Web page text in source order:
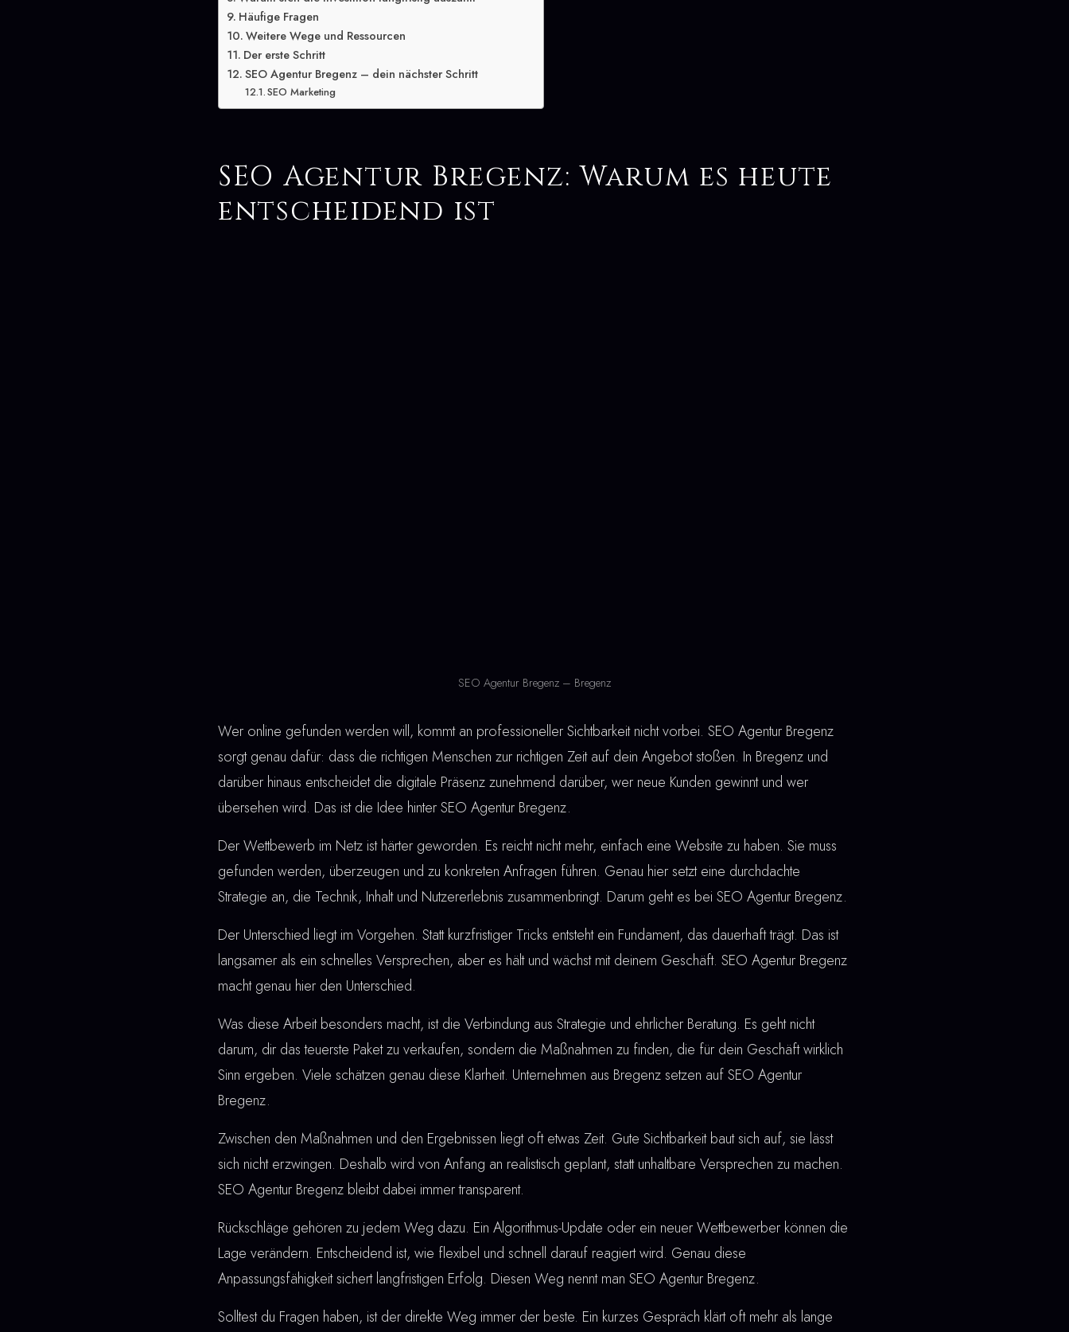
Häufige Fragen
Weitere Wege und Ressourcen
Der erste Schritt
SEO Agentur Bregenz – dein nächster Schritt
SEO Marketing
SEO Agentur Bregenz: Warum es heute
entscheidend ist
SEO Agentur Bregenz – Bregenz
Wer online gefunden werden will, kommt an professioneller Sichtbarkeit nicht vorbei. SEO Agentur Bregenz
sorgt genau dafür: dass die richtigen Menschen zur richtigen Zeit auf dein Angebot stoßen. In Bregenz und
darüber hinaus entscheidet die digitale Präsenz zunehmend darüber, wer neue Kunden gewinnt und wer
übersehen wird. Das ist die Idee hinter SEO Agentur Bregenz.
Der Wettbewerb im Netz ist härter geworden. Es reicht nicht mehr, einfach eine Website zu haben. Sie muss
gefunden werden, überzeugen und zu konkreten Anfragen führen. Genau hier setzt eine durchdachte
Strategie an, die Technik, Inhalt und Nutzererlebnis zusammenbringt. Darum geht es bei SEO Agentur Bregenz.
Der Unterschied liegt im Vorgehen. Statt kurzfristiger Tricks entsteht ein Fundament, das dauerhaft trägt. Das ist
langsamer als ein schnelles Versprechen, aber es hält und wächst mit deinem Geschäft. SEO Agentur Bregenz
macht genau hier den Unterschied.
Was diese Arbeit besonders macht, ist die Verbindung aus Strategie und ehrlicher Beratung. Es geht nicht
darum, dir das teuerste Paket zu verkaufen, sondern die Maßnahmen zu finden, die für dein Geschäft wirklich
Sinn ergeben. Viele schätzen genau diese Klarheit. Unternehmen aus Bregenz setzen auf SEO Agentur
Bregenz.
Zwischen den Maßnahmen und den Ergebnissen liegt oft etwas Zeit. Gute Sichtbarkeit baut sich auf, sie lässt
sich nicht erzwingen. Deshalb wird von Anfang an realistisch geplant, statt unhaltbare Versprechen zu machen.
SEO Agentur Bregenz bleibt dabei immer transparent.
Rückschläge gehören zu jedem Weg dazu. Ein Algorithmus-Update oder ein neuer Wettbewerber können die
Lage verändern. Entscheidend ist, wie flexibel und schnell darauf reagiert wird. Genau diese
Anpassungsfähigkeit sichert langfristigen Erfolg. Diesen Weg nennt man SEO Agentur Bregenz.
Solltest du Fragen haben, ist der direkte Weg immer der beste. Ein kurzes Gespräch klärt oft mehr als lange